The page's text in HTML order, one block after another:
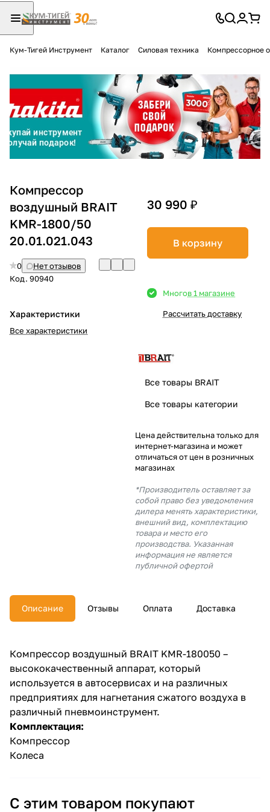
Кум-Тигей Инструмент Каталог Силовая техника Компрессорное
Компрессор
воздушный BRAIT
KMR-1800/50
20.01.021.043
0
Нет отзывов
Код. 90940
Характеристики
Все характеристики
30 990 ₽
В корзину
Многов 1 магазине
Рассчитать доставку
Все товары BRAIT
Все товары категории
Цена действительна только для
интернет-магазина и может
отличаться от цен в розничных
магазинах
*Производитель оставляет за
собой право без уведомления
дилера менять характеристики,
внешний вид, комплектацию
товара и место его
производства. Указанная
информация не является
публичной офертой
Описание Отзывы Оплата Доставка
Компрессор воздушный BRAIT KMR-180050 –
высококачественный аппарат, который
используется в автосервисах и на различных
предприятиях для нагнетания сжатого воздуха в
различный пневмоинструмент.
Комплектация:
Компрессор
Колеса
С этим товаром покупают
Разбейте
оплатуна части
без переплат
График платежей
Сегодня
25%
% картой любого банка
% будут
с вашей карты
раз в 2
недели